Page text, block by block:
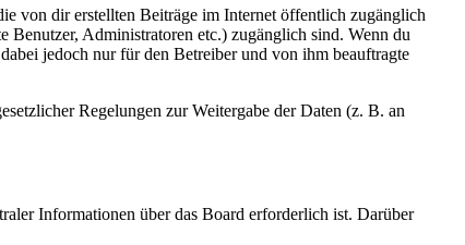
von dir erstellten Beiträge im Internet öffentlich zugänglich
Benutzer, Administratoren etc.) zugänglich sind. Wenn du
jedoch nur für den Betreiber und von ihm beauftragte
Regelungen zur Weitergabe der Daten (z. B. an
Informationen über das Board erforderlich ist. Darüber